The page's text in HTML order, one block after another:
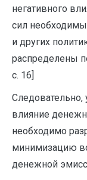
негативного
сил
и других
распределены
с. 16]
Следовательно,
влияние
необходимо
минимизацию
денежной